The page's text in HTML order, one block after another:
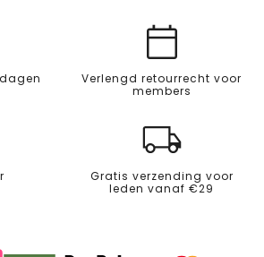
Verlengd retourrecht voor
members
Gratis verzending voor
leden vanaf €29